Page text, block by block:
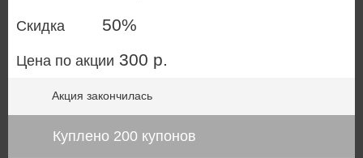
Скидка 50%
Цена по акции 300 р.
Акция закончилась
Куплено 200 купонов